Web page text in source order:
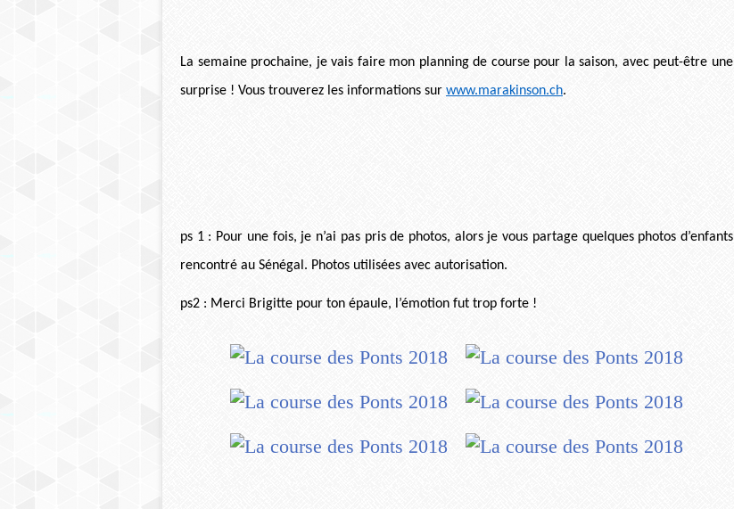
La semaine prochaine, je vais faire mon planning de course pour la saison, avec peut-être une
surprise ! Vous trouverez les informations sur www.marakinson.ch.
ps 1 : Pour une fois, je n’ai pas pris de photos, alors je vous partage quelques photos d’enfants
rencontré au Sénégal. Photos utilisées avec autorisation.
ps2 : Merci Brigitte pour ton épaule, l’émotion fut trop forte !